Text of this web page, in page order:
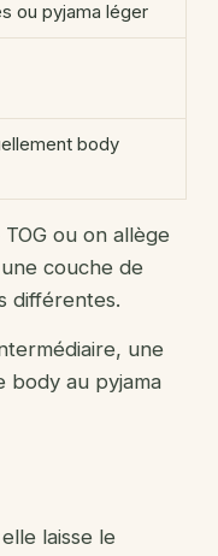
ou pyjama léger
body
ou on allège
couche de
différentes.
une
body au pyjama
laisse le